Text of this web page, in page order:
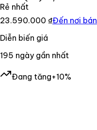
Rẻ nhất
23.590.000 ₫Đến nơi bán
Diễn biến giá
195 ngày gần nhất
Đang tăng+10%